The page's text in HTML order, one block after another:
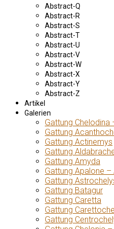
Abstract-Q
Abstract-R
Abstract-S
Abstract-T
Abstract-U
Abstract-V
Abstract-W
Abstract-X
Abstract-Y
Abstract-Z
Artikel
Galerien
Gattung
Gattung
Gattung Actinemys
Gattung
Gattung Amyda
Gattung Apalone
Gattung
Gattung Batagur
Gattung Caretta
Gattung
Gattung